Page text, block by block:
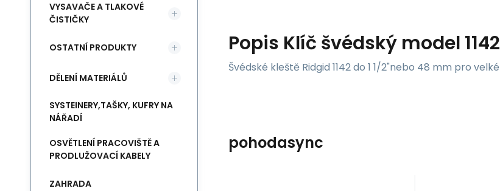
Popis Klíč švédský model 1142
Švédské kleště Ridgid 1142 do 1 1/2"nebo 48 mm pro
pohodasync
VYSAVAČE A TLAKOVÉ
ČISTIČKY
OSTATNÍ PRODUKTY
DĚLENÍ MATERIÁLŮ
SYSTEINERY,TAŠKY, KUFRY NA
NÁŘADÍ
OSVĚTLENÍ PRACOVIŠTĚ A
PRODLUŽOVACÍ KABELY
ZAHRADA